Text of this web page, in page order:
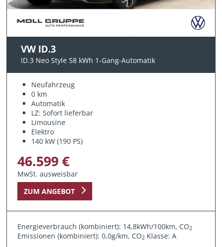
VW ID.3
ID.3 Neo Style 58 kWh 1-Gang-Automatik
Neufahrzeug
0 km
Automatik
LZ: Sofort lieferbar
Limousine
Elektro
140 kW (190 PS)
46.599 €
MwSt. ausweisbar
ZUM ANGEBOT
Energieverbrauch (kombiniert): 14,8kWh/100km, CO2
Emissionen (kombiniert): 0,0g/km, CO2 Klasse: A